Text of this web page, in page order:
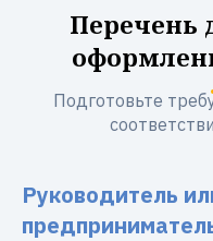
Перечень
Подготовьте
Руководитель